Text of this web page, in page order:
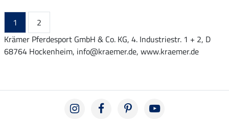
1
2
Krämer Pferdesport GmbH & Co. KG, 4. Industriestr. 1 + 2, D
68764 Hockenheim, info@kraemer.de, www.kraemer.de